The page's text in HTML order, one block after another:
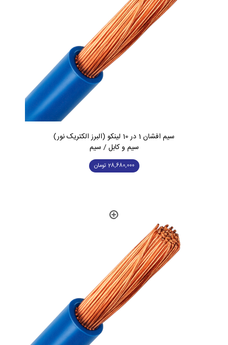
سیم افشان 1 در 10 لینکو (البرز الکتریک نور)
سیم و کابل / سیم
28,680,000 تومان